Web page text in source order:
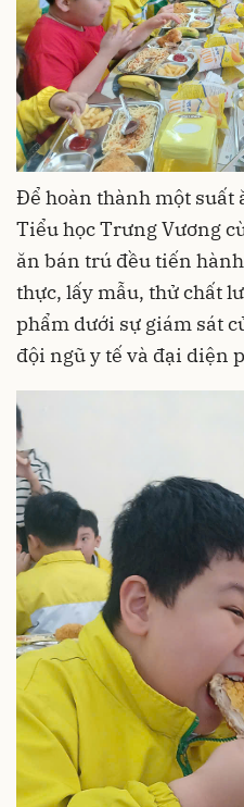
Để hoàn thành một suất
Tiểu học Trưng Vương
ăn bán trú đều tiến
thực, lấy mẫu, thử chất
phẩm dưới sự giám sát
đội ngũ y tế và đại diện